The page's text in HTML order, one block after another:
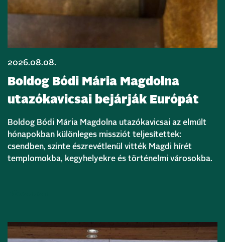
2026.08.08.
Boldog Bódi Mária Magdolna
utazókavicsai bejárják Európát
Boldog Bódi Mária Magdolna utazókavicsai az elmúlt
hónapokban különleges missziót teljesítettek:
csendben, szinte észrevétlenül vitték Magdi hírét
templomokba, kegyhelyekre és történelmi városokba.